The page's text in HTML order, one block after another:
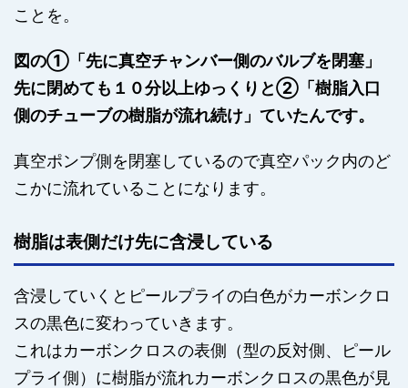
ことを。
図の①「先に真空チャンバー側のバルブを閉塞」
先に閉めても１０分以上ゆっくりと②「樹脂入口
側のチューブの樹脂が流れ続け」ていたんです。
真空ポンプ側を閉塞しているので真空パック内のど
こかに流れていることになります。
樹脂は表側だけ先に含浸している
含浸していくとピールプライの白色がカーボンクロ
スの黒色に変わっていきます。
これはカーボンクロスの表側（型の反対側、ピール
プライ側）に樹脂が流れカーボンクロスの黒色が見